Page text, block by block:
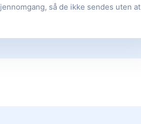
så de ikke sendes uten at